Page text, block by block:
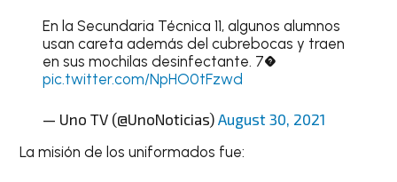
En la Secundaria Técnica 11, algunos alumnos
usan careta además del cubrebocas y traen
en sus mochilas desinfectante. 7�
pic.twitter.com/NpHO0tFzwd
— Uno TV (@UnoNoticias) August 30, 2021
La misión de los uniformados fue: